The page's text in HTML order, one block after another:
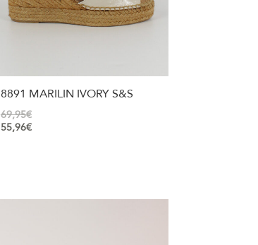
8891 MARILIN IVORY S&S
69,95€
55,96€